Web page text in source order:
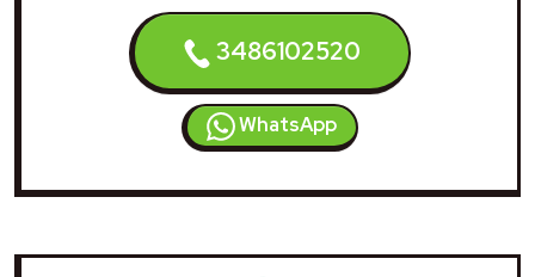
3486102520
WhatsApp